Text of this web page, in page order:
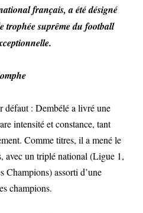
français, a été désigné
trophée suprême du football
défaut : Dembélé a livré une
intensité et constance, tant
Comme titres, il a mené le
avec un triplé national (Ligue 1,
Champions) assorti d’une
champions.